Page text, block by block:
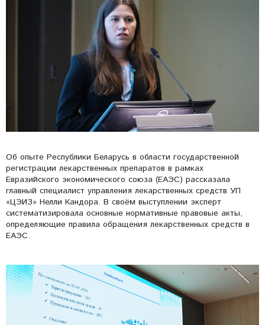
Об опыте Республики Беларусь в области государственной
регистрации лекарственных препаратов в рамках
Евразийского экономического союза (ЕАЭС) рассказала
главный специалист управления лекарственных средств УП
«ЦЭИЗ» Нелли Кандора. В своём выступлении эксперт
систематизировала основные нормативные правовые акты,
определяющие правила обращения лекарственных средств в
ЕАЭС.